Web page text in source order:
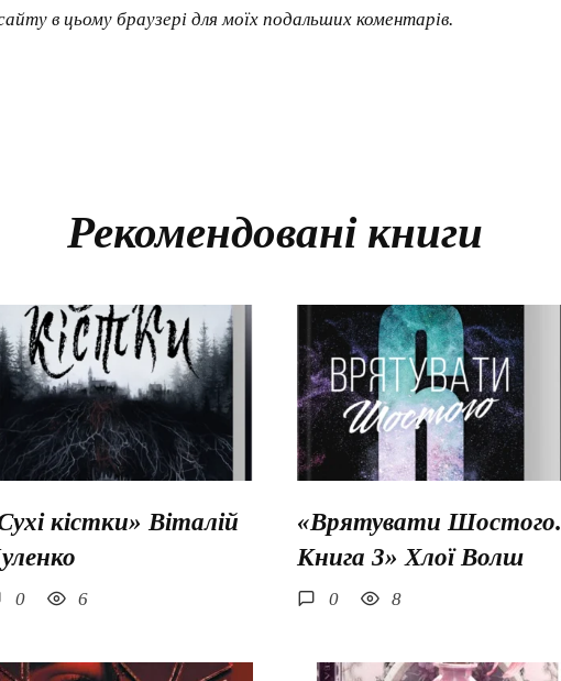
в цьому браузері для моїх подальших коментарів.
Рекомендовані книги
кістки» Віталій
0 6
«Врятувати Шостого.
Книга 3» Хлої Волш
0 8